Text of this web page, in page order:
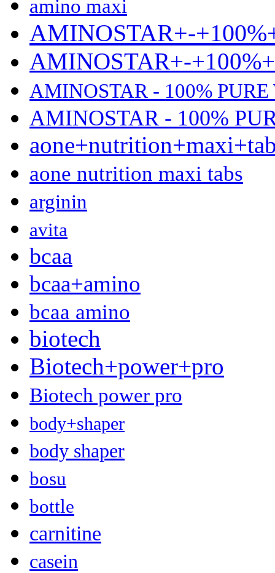
amino maxi
AMINOSTAR+-
AMINOSTAR+-
AMINOSTAR - 100%
AMINOSTAR - 100%
aone nutrition maxi tabs
arginin
avita
bcaa
bcaa+amino
bcaa amino
biotech
Biotech+power+pro
Biotech power pro
body+shaper
body shaper
bosu
bottle
carnitine
casein